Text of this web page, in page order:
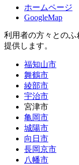
ホームページ
GoogleMap
利用者の方々との
提供します。
福知山市
舞鶴市
綾部市
宇治市
宮津市
亀岡市
城陽市
向日市
長岡京市
八幡市